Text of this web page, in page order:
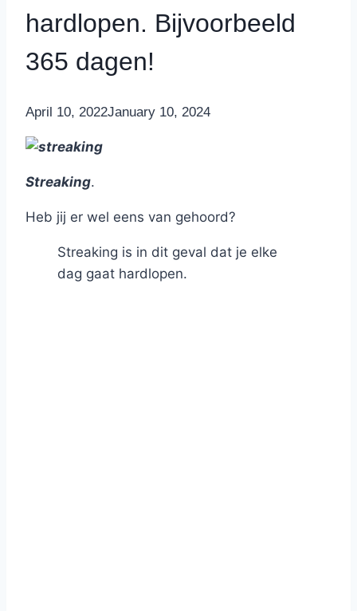
hardlopen. Bijvoorbeeld
365 dagen!
ByNicole
April 10, 2022January 10, 2024
Streaking.
Heb jij er wel eens van gehoord?
Streaking is in dit geval dat je elke
dag gaat hardlopen.